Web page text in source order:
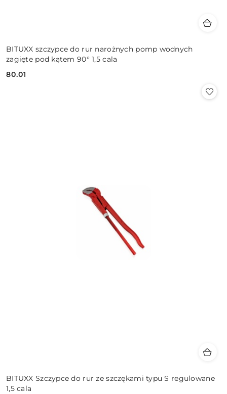
BITUXX szczypce do rur narożnych pomp wodnych
zagięte pod kątem 90° 1,5 cala
Cena:
80.01
BITUXX Szczypce do rur ze szczękami typu S regulowane
1,5 cala